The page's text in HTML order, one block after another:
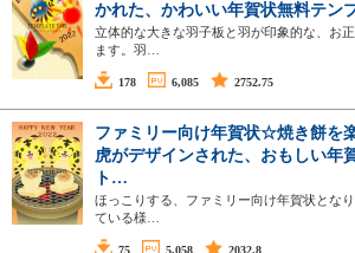
かれた、かわいい年賀状無料テン
立体的な大きな羽子板と羽が印象的な、お
ます。羽…
178 6,085 2752.75
ファミリー向け年賀状☆焼き餅を
虎がデザインされた、おもしい年
ト…
ほっこりする、ファミリー向け年賀状とな
ている様…
75 5,058 2032.8